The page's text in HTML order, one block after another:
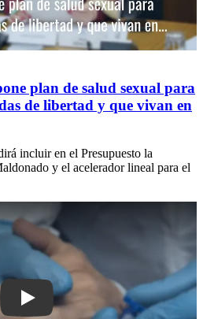
plan de salud sexual para
de libertad y que vivan en
incluir en el Presupuesto la
y el acelerador lineal para el
Play: Diputado Gallo explicó cómo